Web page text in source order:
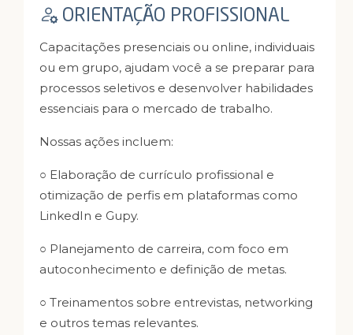
ORIENTAÇÃO PROFISSIONAL
Capacitações presenciais ou online, individuais
ou em grupo, ajudam você a se preparar para
processos seletivos e desenvolver habilidades
essenciais para o mercado de trabalho.
Nossas ações incluem:
○ Elaboração de currículo profissional e
otimização de perfis em plataformas como
LinkedIn e Gupy.
○ Planejamento de carreira, com foco em
autoconhecimento e definição de metas.
○ Treinamentos sobre entrevistas, networking
e outros temas relevantes.